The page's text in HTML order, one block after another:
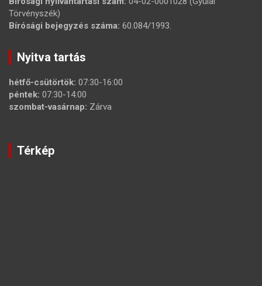
Törvényszék)
Bírósági bejegyzés száma: 60.084/1993.
Nyitva tartás
hétfő-csütörtök: 07:30-16:00
péntek: 07:30-14:00
szombat-vasárnap: Zárva
Térkép